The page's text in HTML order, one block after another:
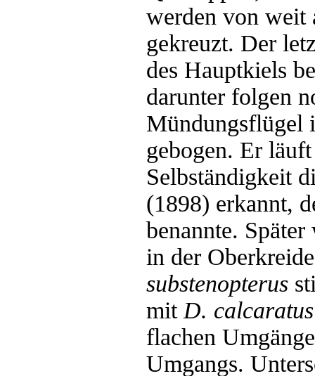
werden von weit
gekreuzt. Der
des Hauptkiels
darunter folgen
Mündungsflügel
gebogen. Er
Selbständigkeit
(1898) erkannt,
benannte.
in der
substenopterus
mit D. calcaratus
flachen
Umgangs.